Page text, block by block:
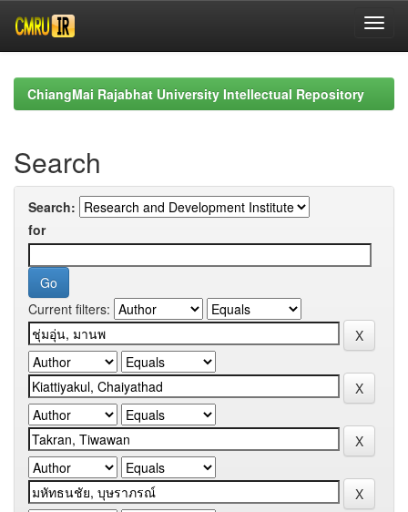
navigationChiangMai Rajabhat University Intellectual Repository
Search
Search:
for
Current filters: